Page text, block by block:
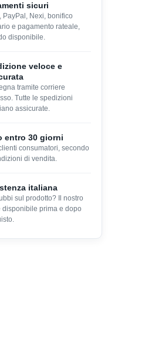
sicuri
PayPal, Nexi, bonifico
e pagamento rateale,
disponibile.
veloce e
tramite corriere
Tutte le spedizioni
assicurate.
entro 30 giorni
consumatori, secondo
di vendita.
italiana
sul prodotto? Il nostro
disponibile prima e dopo